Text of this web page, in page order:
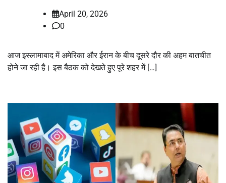
April 20, 2026
0
आज इस्लामाबाद में अमेरिका और ईरान के बीच दूसरे दौर की अहम बातचीत
होने जा रही है। इस बैठक को देखते हुए पूरे शहर में […]